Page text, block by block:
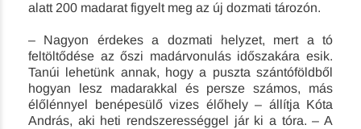
alatt 200 madarat figyelt meg az új dozmati tározón.
– Nagyon érdekes a dozmati helyzet, mert a tó
feltöltődése az őszi madárvonulás időszakára esik.
Tanúi lehetünk annak, hogy a puszta szántóföldből
hogyan lesz madarakkal és persze számos, más
élőlénnyel benépesülő vizes élőhely – állítja Kóta
András, aki heti rendszerességgel jár ki a tóra. – A